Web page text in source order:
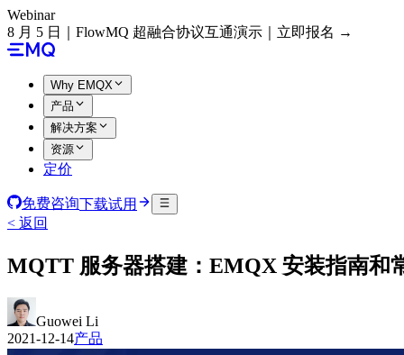
Webinar
8 月 5 日｜FlowMQ 超融合协议互通演示｜立即报名 →
Why EMQX
产品
解决方案
资源
定价
免费咨询下载试用
< 返回
MQTT 服务器搭建：EMQX 安装指南和
Guowei Li
2021-12-14产品